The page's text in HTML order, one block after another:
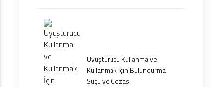
Uyuşturucu Kullanma ve
Kullanmak İçin Bulundurma
Suçu ve Cezası